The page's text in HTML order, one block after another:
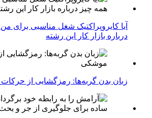
آیا کایروپراکتیک شغل مناسبی برای
درباره بازار کار این رشته
زبان بدن گربه‌ها: رمزگشایی از